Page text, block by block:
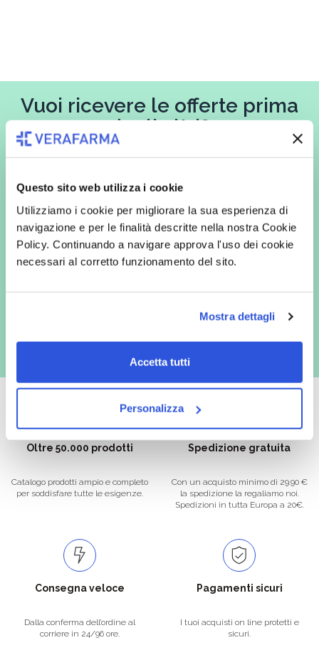
Questo sito web utilizza i cookie
Utilizziamo i cookie per migliorare la sua esperienza di
navigazione e per le finalità descritte nella nostra Cookie
Policy. Continuando a navigare approva l'uso dei cookie
necessari al corretto funzionamento del sito.
Mostra dettagli
Accetta tutti
Personalizza
Vuoi ricevere le offerte prima
degli altri?
Iscriviti alla newsletter
In qualità di interessato, avendo letto l’informativa Privacy Policy
redatta ai sensi del Regolamento EU 2016/679, acconsento
espressamente al trattamento dei miei dati personali per finalità
commerciali da parte di Verafarma, tra cui invio di comunicazioni
con inviti e comunicazioni commerciali - e modalità tradizionali, quali ad
Oltre 50.000 prodotti
Catalogo prodotti ampio e completo
per soddisfare tutte le esigenze.
Spedizione gratuita
Con un acquisto minimo di 29.90 €
la spedizione la regaliamo noi.
Spedizioni in tutta Europa a 20€.
Consegna veloce
Dalla conferma dell’ordine al
corriere in 24/96 ore.
Pagamenti sicuri
I tuoi acquisti on line protetti e
sicuri.